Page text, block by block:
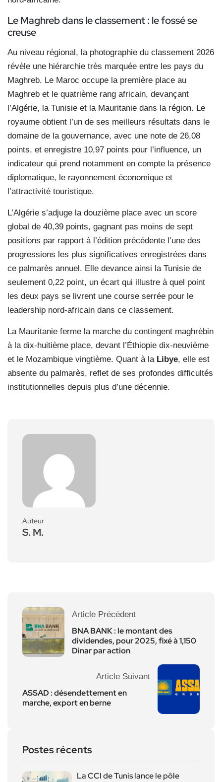
Le Maghreb dans le classement : le fossé se
creuse
Au niveau régional, la photographie du classement 2026
révèle une hiérarchie très marquée entre les pays du
Maghreb. Le Maroc occupe la première place au
Maghreb et le quatrième rang africain, devançant
l’Algérie, la Tunisie et la Mauritanie dans la région. Le
royaume obtient l’un de ses meilleurs résultats dans le
domaine de la gouvernance, avec une note de 26,08
points, et enregistre 10,97 points pour l’influence, un
indicateur qui prend notamment en compte la présence
diplomatique, le rayonnement économique et
l’attractivité touristique.
L’Algérie s’adjuge la douzième place avec un score
global de 40,39 points, gagnant pas moins de sept
positions par rapport à l’édition précédente l’une des
progressions les plus significatives enregistrées dans
ce palmarès annuel. Elle devance ainsi la Tunisie de
seulement 0,22 point, un écart qui illustre à quel point
les deux pays se livrent une course serrée pour le
leadership nord-africain dans ce classement.
La Mauritanie ferme la marche du contingent maghrébin
à la dix-huitième place, devant l’Éthiopie dix-neuvième
et le Mozambique vingtième. Quant à la Libye, elle est
absente du palmarès, reflet de ses profondes difficultés
institutionnelles depuis plus d’une décennie.
Auteur
S. M.
Article Précédent
BNA BANK : le montant des
dividendes, pour 2025, fixé à 1,150
Dinar par action
Article Suivant
ASSAD : désendettement en
marche, export en berne
Postes récents
La CCI de Tunis lance le pôle